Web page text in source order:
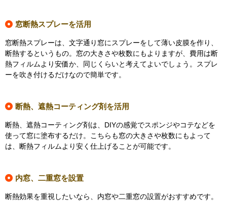
窓断熱スプレーを活用
窓断熱スプレーは、文字通り窓にスプレーをして薄い皮膜を作り、
断熱するというもの。窓の大きさや枚数にもよりますが、費用は断
熱フィルムより安価か、同じくらいと考えてよいでしょう。スプレ
ーを吹き付けるだけなので簡単です。
断熱、遮熱コーティング剤を活用
断熱、遮熱コーティング剤は、DIYの感覚でスポンジやコテなどを
使って窓に塗布するだけ。こちらも窓の大きさや枚数にもよって
は、断熱フィルムより安く仕上げることが可能です。
内窓、二重窓を設置
断熱効果を重視したいなら、内窓や二重窓の設置がおすすめです。